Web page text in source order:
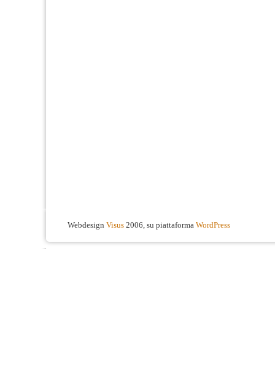
Webdesign Visus 2006, su piattaforma WordPress